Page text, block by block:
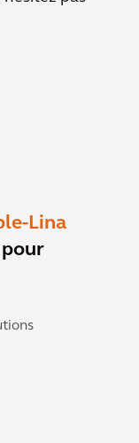
Lina
pour